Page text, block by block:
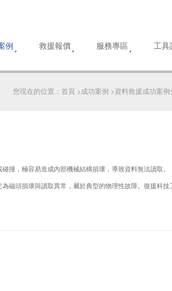
例 救援報價 服務專區 工具
您現在的位置： 首頁 >成功案例 >資料救援成功案例
撞，極容易造成內部機械結構損壞，導致資料無法讀取。
磁頭損壞與讀取異常，屬於典型的物理性故障。復援科